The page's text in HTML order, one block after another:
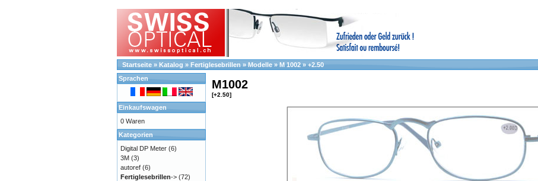
Startseite » Katalog » Fertiglesebrillen » Modelle » M 1002 » +2.50
M1002
[+2.50]
Sprachen
Einkaufswagen
0 Waren
Kategorien
Digital DP Meter (6)
3M (3)
autoref (6)
Fertiglesebrillen-> (72)